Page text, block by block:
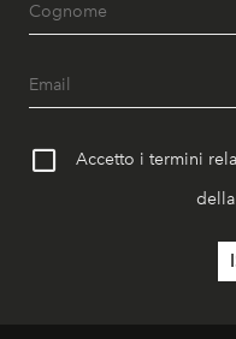
Accetto i termini
della